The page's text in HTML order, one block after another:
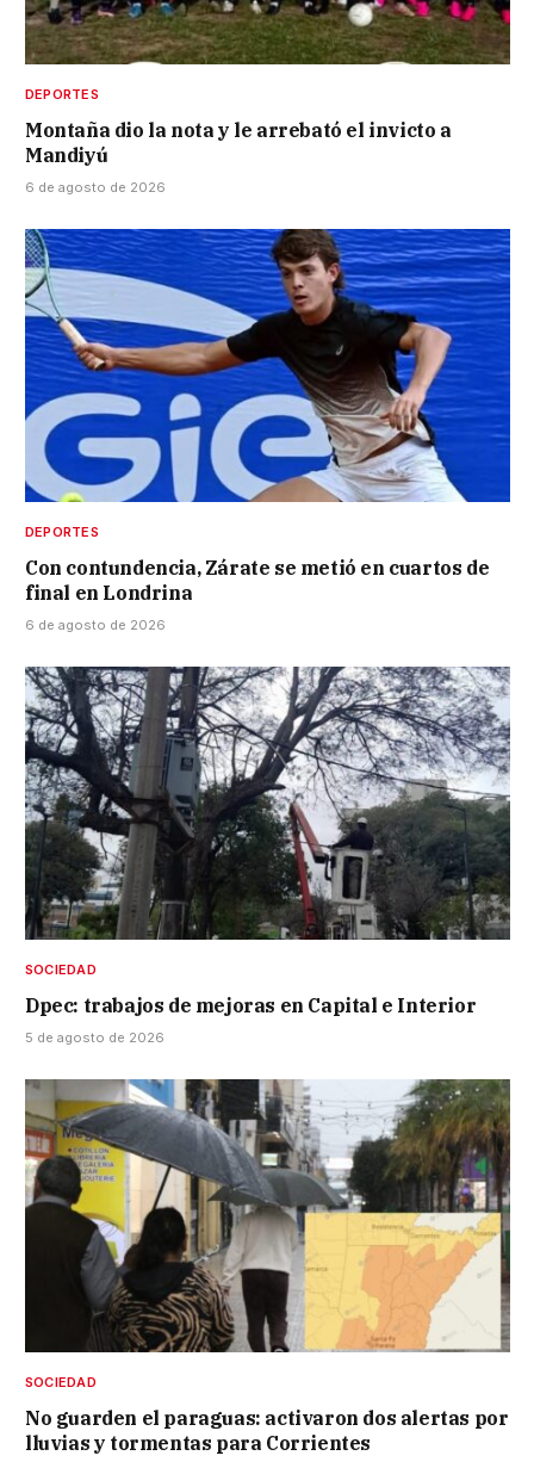
DEPORTES
Montaña dio la nota y le arrebató el invicto a
Mandiyú
6 de agosto de 2026
DEPORTES
Con contundencia, Zárate se metió en cuartos de
final en Londrina
6 de agosto de 2026
SOCIEDAD
Dpec: trabajos de mejoras en Capital e Interior
5 de agosto de 2026
SOCIEDAD
No guarden el paraguas: activaron dos alertas por
lluvias y tormentas para Corrientes